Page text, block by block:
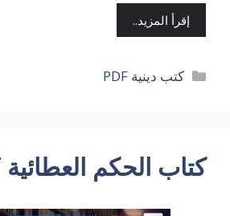
إقرأ المزيد..
التصنيفات
كتب دينية PDF
كتاب الحكم العطائية pdf